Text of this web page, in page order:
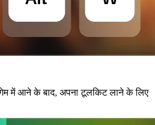
में आने के बाद, अपना टूलकिट लाने के लिए